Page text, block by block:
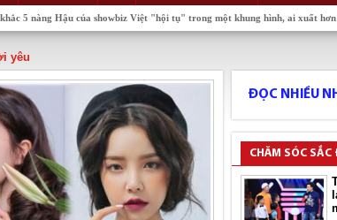
của showbiz Việt "hội tụ" trong một khung hình, ai xuất hơn ai?
yêu
ĐỌC NHIỀU
CHĂM SÓC SẮC